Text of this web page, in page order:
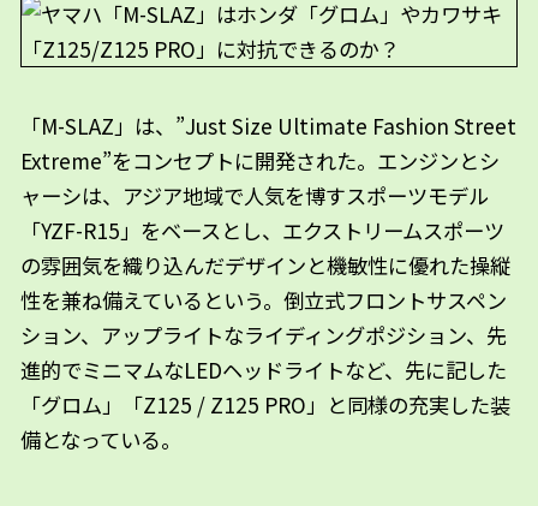
「M-SLAZ」は、”Just Size Ultimate Fashion Street
Extreme”をコンセプトに開発された。エンジンとシ
ャーシは、アジア地域で人気を博すスポーツモデル
「YZF-R15」をベースとし、エクストリームスポーツ
の雰囲気を織り込んだデザインと機敏性に優れた操縦
性を兼ね備えているという。倒立式フロントサスペン
ション、アップライトなライディングポジション、先
進的でミニマムなLEDヘッドライトなど、先に記した
「グロム」「Z125 / Z125 PRO」と同様の充実した装
備となっている。